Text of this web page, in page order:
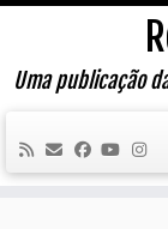
Skip
content
Uma publicação